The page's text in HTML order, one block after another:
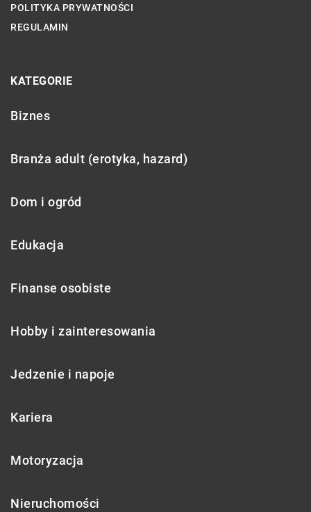
POLITYKA PRYWATNOŚCI
REGULAMIN
KATEGORIE
Biznes
Branża adult (erotyka, hazard)
Dom i ogród
Edukacja
Finanse osobiste
Hobby i zainteresowania
Jedzenie i napoje
Kariera
Motoryzacja
Nieruchomości